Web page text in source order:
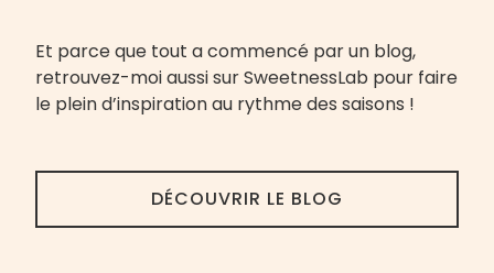
Et parce que tout a commencé par un blog,
retrouvez-moi aussi sur SweetnessLab pour faire
le plein d’inspiration au rythme des saisons !
DÉCOUVRIR LE BLOG